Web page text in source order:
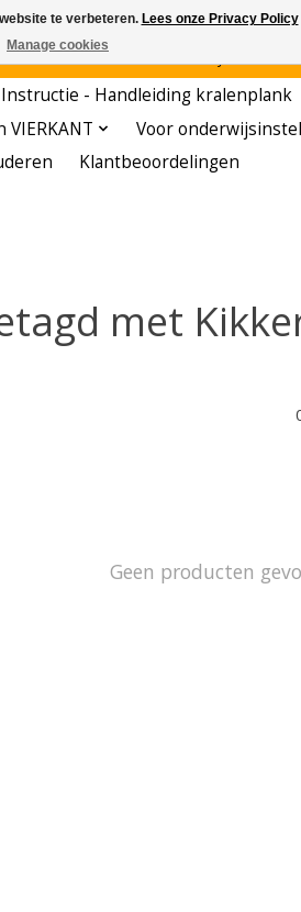
Instructie - Handleiding kralenplank
Voor
Klantbeoordelingen
met
Geen producten
te verbeteren. Lees onze Privacy Policy
Manage cookies